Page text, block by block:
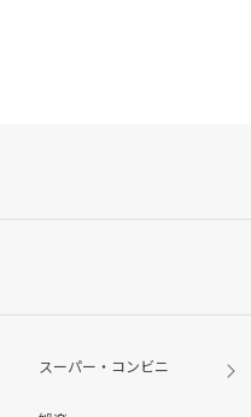
スーパー・コンビニ